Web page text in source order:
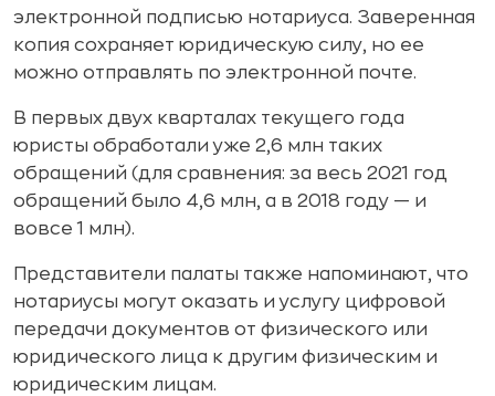
электронной подписью нотариуса. Заверенная
копия сохраняет юридическую силу, но ее
можно отправлять по электронной почте.
В первых двух кварталах текущего года
юристы обработали уже 2,6 млн таких
обращений (для сравнения: за весь 2021 год
обращений было 4,6 млн, а в 2018 году — и
вовсе 1 млн).
Представители палаты также напоминают, что
нотариусы могут оказать и услугу цифровой
передачи документов от физического или
юридического лица к другим физическим и
юридическим лицам.